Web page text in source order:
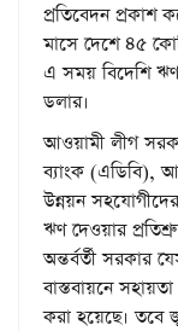
প্রতিবেদন প্রকাশ
মাসে দেশে ৪৫
এ সময় বিদেশি
ডলার।
আওয়ামী লীগ
ব্যাংক (এডিবি),
উন্নয়ন
ঋণ দেওয়ার
অন্তর্বর্তী সরকার
বাস্তবায়নে
করা হয়েছে। তবে